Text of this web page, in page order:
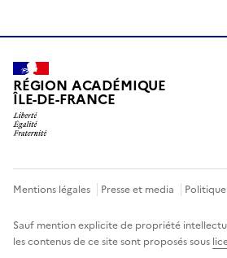
RÉGION ACADÉMIQUE
ÎLE-DE-FRANCE
Mentions légales Presse et media
Sauf mention explicite de propriété
les contenus de ce site sont proposés sous